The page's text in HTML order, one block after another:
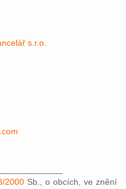
s.r.o.
2000Sb., o obcích, ve znění